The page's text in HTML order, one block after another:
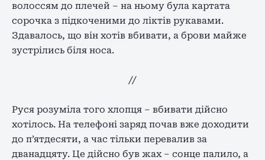
волоссям до плечей – на ньому була картата
сорочка з підкоченими до ліктів рукавами.
Здавалось, що він хотів вбивати, а брови майже
зустрілись біля носа.
//
Руся розуміла того хлопця – вбивати дійсно
хотілось. На телефоні заряд почав вже доходити
до п’ятдесяти, а час тільки перевалив за
дванадцяту. Це дійсно був жах – сонце палило, а